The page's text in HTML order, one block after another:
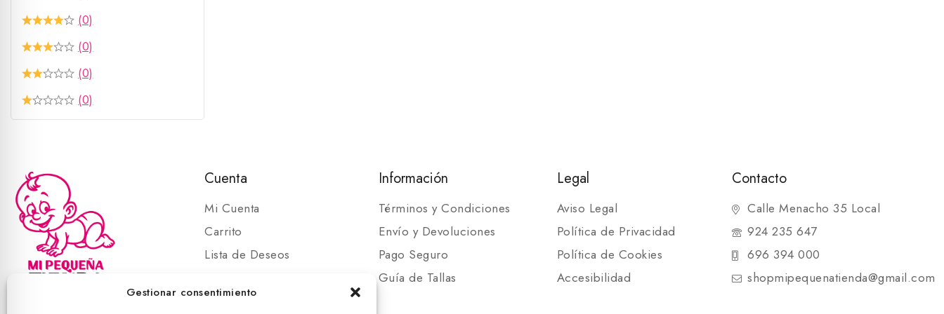
Gestionar consentimiento
(0)
(0)
(0)
(0)
Cuenta
Mi Cuenta
Carrito
Lista de Deseos
Información
Términos y Condiciones
Envío y Devoluciones
Pago Seguro
Guía de Tallas
Legal
Aviso Legal
Política de Privacidad
Política de Cookies
Accesibilidad
Contacto
Calle Menacho 35 Local
924 235 647
696 394 000
shopmipequenatienda@gmail.com